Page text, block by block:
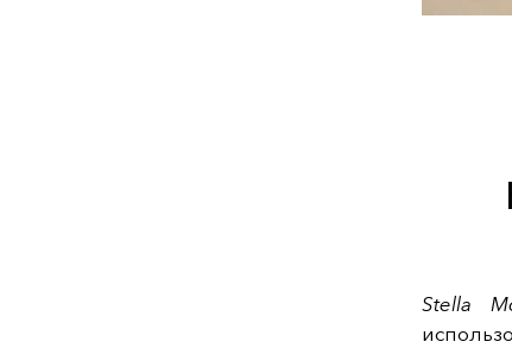
Stella